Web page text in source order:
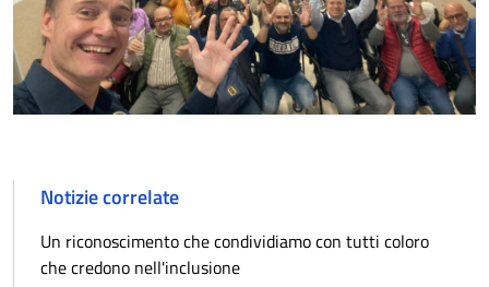
Notizie correlate
Un riconoscimento che condividiamo con tutti coloro
che credono nell'inclusione